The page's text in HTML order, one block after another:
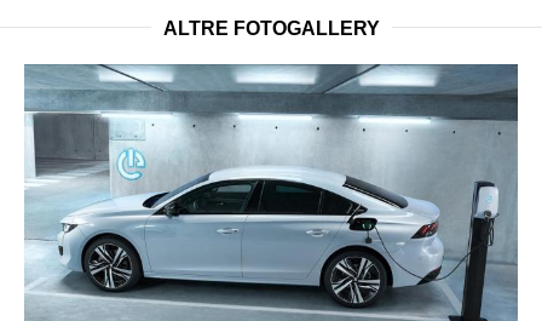
ALTRE FOTOGALLERY